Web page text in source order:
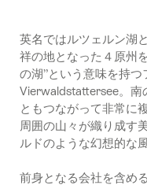
英名ではルツェルン湖
祥の地となった４原州
の湖”という意味を持
Vierwaldstattersee。南
ともつながって非常に
周囲の山々が織り成す
ルドのような幻想的な
前身となる会社を含め